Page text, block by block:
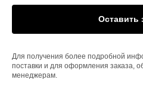
Оставить
Для получения более подробной
поставки и для оформления заказа,
менеджерам.